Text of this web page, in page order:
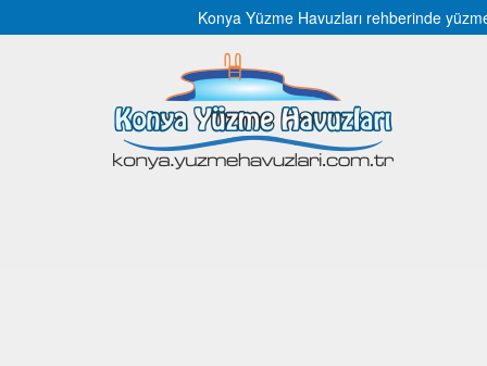
Konya Yüzme Havuzları rehberinde